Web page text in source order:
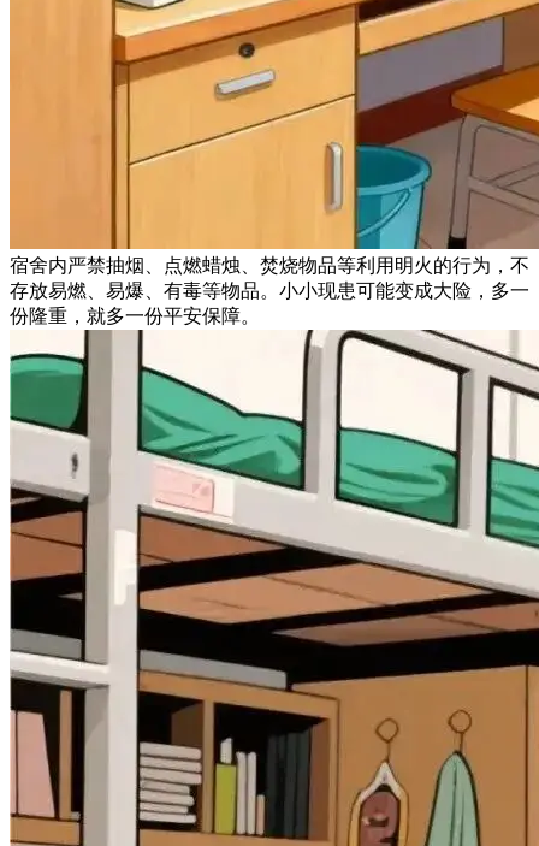
宿舍内严禁抽烟、点燃蜡烛、焚烧物品等利用明火的行为，不
存放易燃、易爆、有毒等物品。小小现患可能变成大险，多一
份隆重，就多一份平安保障。